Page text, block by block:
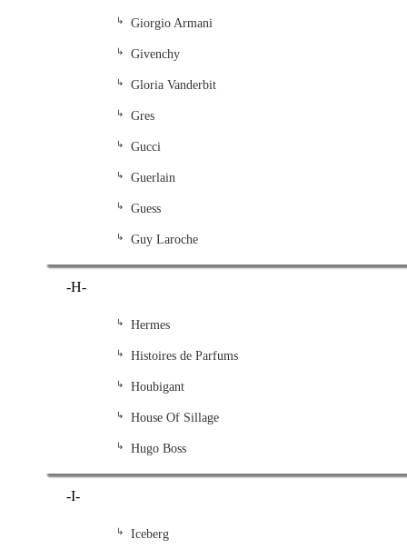
Giorgio Armani
Givenchy
Gloria Vanderbit
Gres
Gucci
Guerlain
Guess
Guy Laroche
-H-
Hermes
Histoires de Parfums
Houbigant
House Of Sillage
Hugo Boss
-I-
Iceberg